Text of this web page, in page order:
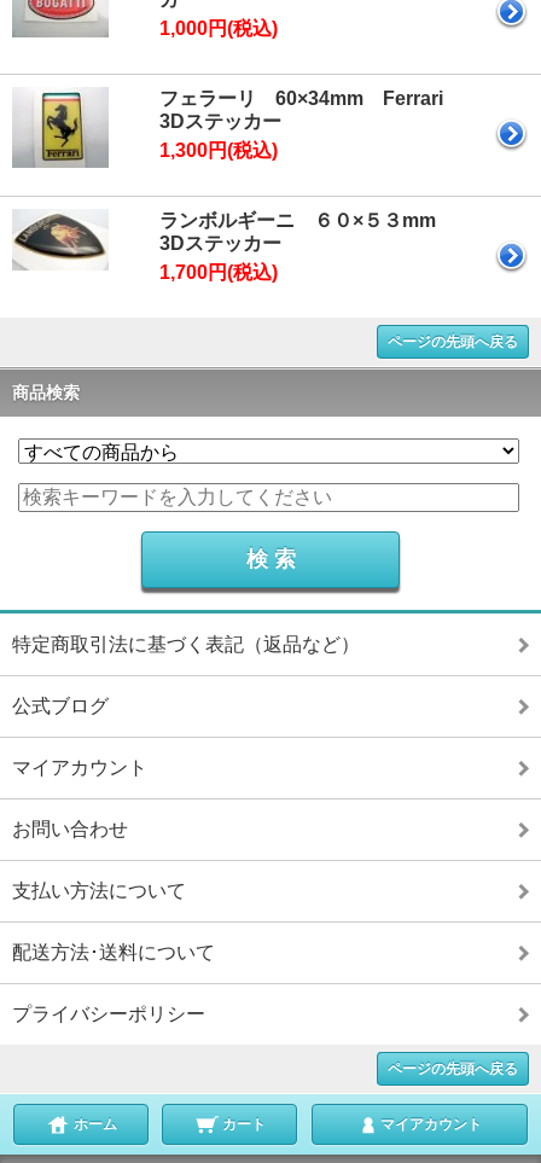
1,000円(税込)
フェラーリ 60×34mm Ferrari
3Dステッカー
1,300円(税込)
ランボルギーニ ６０×５３mm
3Dステッカー
1,700円(税込)
ページの先頭へ戻る
商品検索
特定商取引法に基づく表記（返品など）
公式ブログ
マイアカウント
お問い合わせ
支払い方法について
配送方法･送料について
プライバシーポリシー
ページの先頭へ戻る
ホーム カート マイアカウント